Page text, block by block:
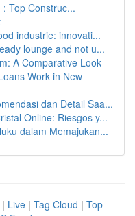
Top Construc...
industrie: innovati...
lounge and not u...
A Comparative Look
Work in New
dan Detail Saa...
Online: Riesgos y...
dalam Memajukan...
| Live | Tag Cloud | Top